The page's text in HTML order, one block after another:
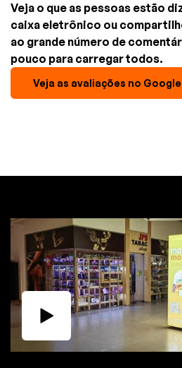
Veja o que as pessoas estão
caixa eletrônico ou
ao grande número de
pouco para carregar todos.
Veja as avaliações no